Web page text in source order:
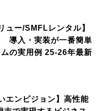
ュー/SMFLレンタル】
導入・実装が一番簡単
の実用例 25-26年最新
エンビジョン】高性能